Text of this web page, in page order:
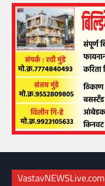
VastavNEWSLive.com